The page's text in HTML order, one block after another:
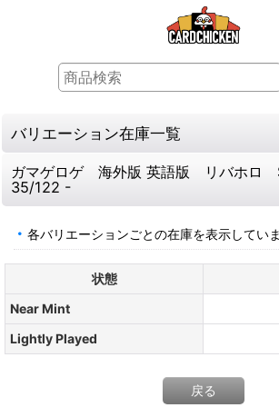
バリエーション在庫一覧
ガマゲロゲ 海外版 英語版 リバホロ
35/122 -
各バリエーションごとの在庫を表示していま
状態
Near Mint
Lightly Played
戻る